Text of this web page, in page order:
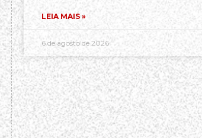
LEIA MAIS »
6 de agosto de 2026